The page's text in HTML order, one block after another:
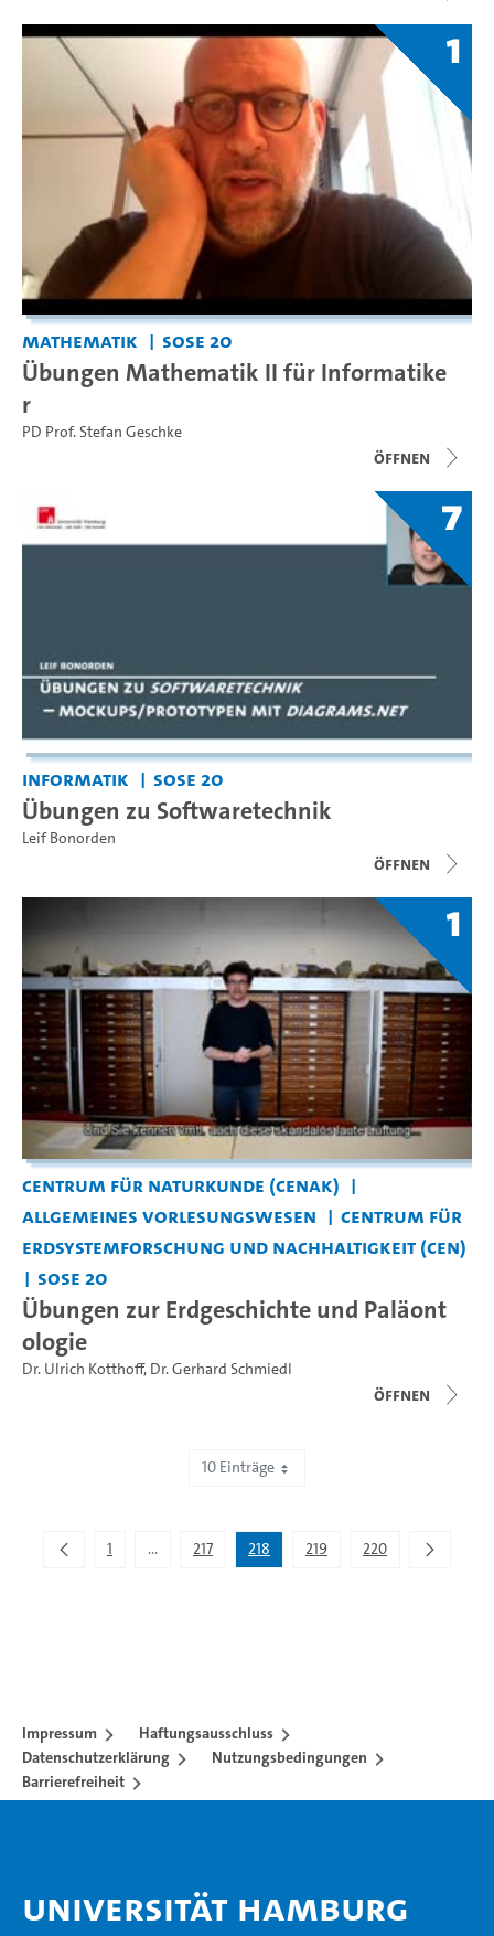
1
Mathematik SoSe 20
Übungen Mathematik II für Informatike
r
PD Prof. Stefan Geschke
Öffnen
7
Informatik SoSe 20
Übungen zu Softwaretechnik
Leif Bonorden
Öffnen
1
Centrum für Naturkunde (CeNak)
Allgemeines Vorlesungswesen
Centrum für
Erdsystemforschung und Nachhaltigkeit (CEN)
SoSe 20
Übungen zur Erdgeschichte und Paläont
ologie
Dr. Ulrich Kotthoff, Dr. Gerhard Schmiedl
Öffnen
10 Einträge
1 ...Zwischenseiten Navigieren mit TAB-Taste.
217 218 219 220
Impressum
Haftungsausschluss
Datenschutzerklärung
Nutzungsbedingungen
Barrierefreiheit
Universität Hamburg